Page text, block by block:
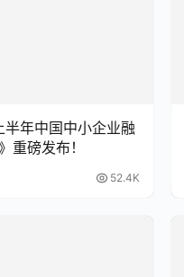
半年中国中小企业融
重磅发布！
52.4K